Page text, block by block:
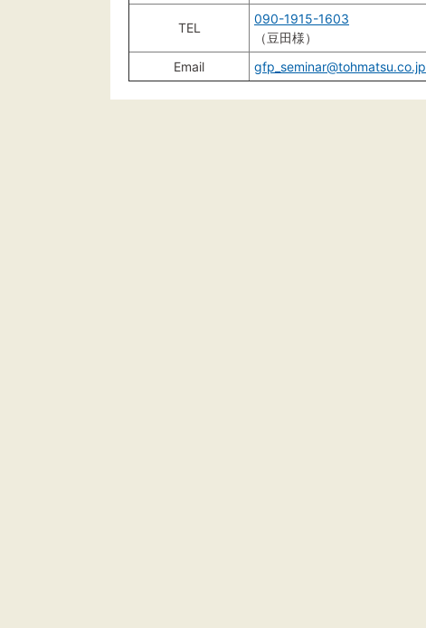
TEL
090-1915-1603
（豆田様）
Email
gfp_seminar@tohmatsu.co.jp